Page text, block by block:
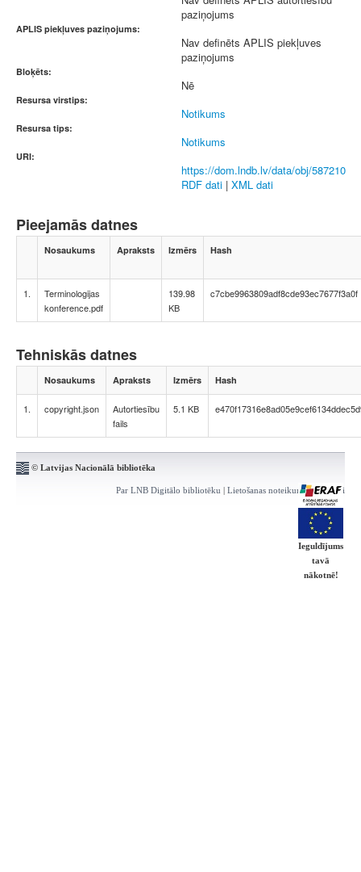
paziņojums
APLIS piekļuves paziņojums:
Nav definēts APLIS piekļuves
paziņojums
Bloķēts:
Nē
Resursa virstips:
Notikums
Resursa tips:
Notikums
URI:
https://dom.lndb.lv/data/obj/587210
RDF dati | XML dati
Pieejamās datnes
Nosaukums Apraksts Izmērs Hash
1.
Terminologijas
konference.pdf
139.98
KB
c7cbe9963809adf8cde93ec7677f3a0f
Tehniskās datnes
Nosaukums Apraksts Izmērs Hash
1. copyright.json
Autortiesību
fails
5.1 KB
© Latvijas Nacionālā bibliotēka
Par LNB Digitālo bibliotēku | Lietošanas noteikumi | Kontakti
Ieguldījums
tavā
nākotnē!